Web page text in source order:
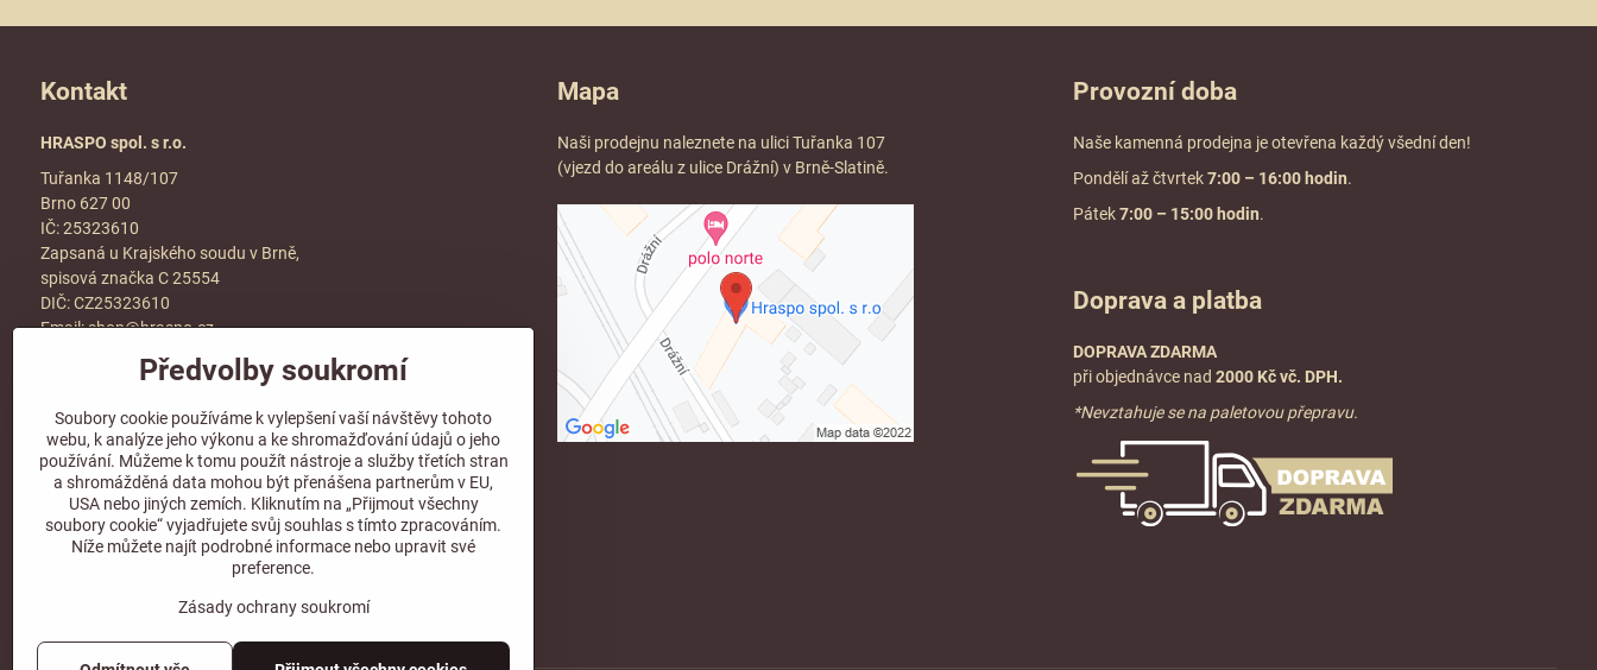
Kontakt
HRASPO spol. s r.o.
Tuřanka 1148/107
Brno 627 00
IČ: 25323610
Zapsaná u Krajského soudu v Brně,
spisová značka C 25554
DIČ: CZ25323610
Email:shop@hraspo.cz
Obchodní podmínky
Více info v sekcikontakt
Sledujte naše sociální sítě!
Mapa
Naši prodejnu naleznete na ulici Tuřanka 107
(vjezd do areálu z ulice Drážní) v Brně-Slatině.
Provozní doba
Naše kamenná prodejna je otevřena každý všední den!
Pondělí až čtvrtek7:00 – 16:00 hodin.
Pátek7:00 – 15:00 hodin.
Doprava a platba
DOPRAVA ZDARMA
při objednávce nad 2000 Kč vč. DPH.
*Nevztahuje se na paletovou přepravu.
Předvolby soukromí
Soubory cookie používáme k vylepšení vaší návštěvy tohoto
webu, k analýze jeho výkonu a ke shromažďování údajů o jeho
používání. Můžeme k tomu použít nástroje a služby třetích stran
a shromážděná data mohou být přenášena partnerům v EU,
USA nebo jiných zemích. Kliknutím na „Přijmout všechny
soubory cookie“ vyjadřujete svůj souhlas s tímto zpracováním.
Níže můžete najít podrobné informace nebo upravit své
preference.
Zásady ochrany soukromí